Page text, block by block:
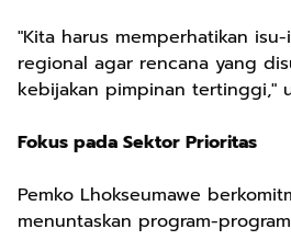
"Kita harus memperhatikan
regional agar rencana yang
kebijakan pimpinan tertinggi,"
Fokus pada Sektor Prioritas
Pemko Lhokseumawe
menuntaskan program-